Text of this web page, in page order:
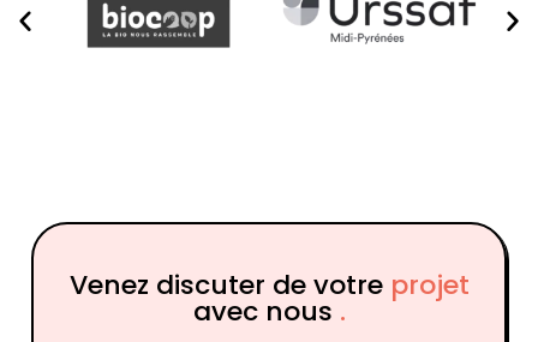
Venez discuter de votre projet
avec nous .